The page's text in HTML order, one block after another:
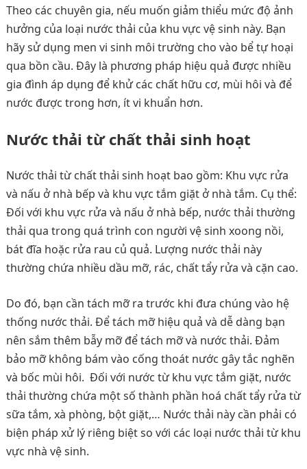
Theo các chuyên gia, nếu muốn giảm thiểu mức độ ảnh
hưởng của loại nước thải của khu vực vệ sinh này. Bạn
hãy sử dụng men vi sinh môi trường cho vào bể tự hoại
qua bồn cầu. Đây là phương pháp hiệu quả được nhiều
gia đình áp dụng để khử các chất hữu cơ, mùi hôi và để
nước được trong hơn, ít vi khuẩn hơn.
Nước thải từ chất thải sinh hoạt
Nước thải từ chất thải sinh hoạt bao gồm: Khu vực rửa
và nấu ở nhà bếp và khu vực tắm giặt ở nhà tắm. Cụ thể:
Đối với khu vực rửa và nấu ở nhà bếp, nước thải thường
thải qua trong quá trình con người vệ sinh xoong nồi,
bát đĩa hoặc rửa rau củ quả. Lượng nước thải này
thường chứa nhiều dầu mỡ, rác, chất tẩy rửa và cặn cao.
Do đó, bạn cần tách mỡ ra trước khi đưa chúng vào hệ
thống nước thải. Để tách mỡ hiệu quả và dễ dàng bạn
nên sắm thêm bẫy mỡ để tách mỡ và nước thải. Đảm
bảo mỡ không bám vào cống thoát nước gây tắc nghẽn
và bốc mùi hôi. Đối với nước từ khu vực tắm giặt, nước
thải thường chứa một số thành phần hoá chất tẩy rửa từ
sữa tắm, xà phòng, bột giặt,… Nước thải này cần phải có
biện pháp xử lý riêng biệt so với các loại nước thải từ khu
vực nhà vệ sinh.